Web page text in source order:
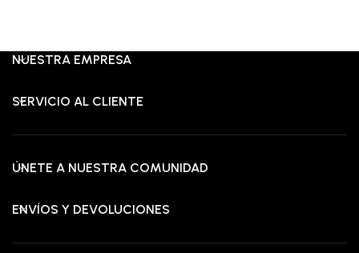
NUESTRA EMPRESA
SERVICIO AL CLIENTE
ÚNETE A NUESTRA COMUNIDAD
ENVÍOS Y DEVOLUCIONES